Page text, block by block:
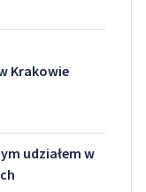
Krakowie
udziałem w